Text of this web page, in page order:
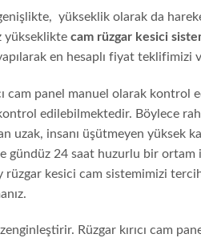
yükseklik olarak da
yükseklikte cam rüzgar kesici
en hesaplı fiyat teklifimizi
cam panel manuel olarak kontrol
edilebilmektedir. Böylece
uzak, insanı üşütmeyen yüksek
gündüz 24 saat huzurlu bir ortam
rüzgar kesici cam sistemimizi
zenginleştirir. Rüzgar kırıcı cam